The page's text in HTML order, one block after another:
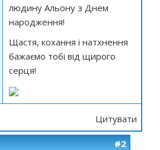
людину Альону з Днем
народження!
Щастя, кохання і натхнення
бажаємо тобі від щирого
серця!
Цитувати
#2